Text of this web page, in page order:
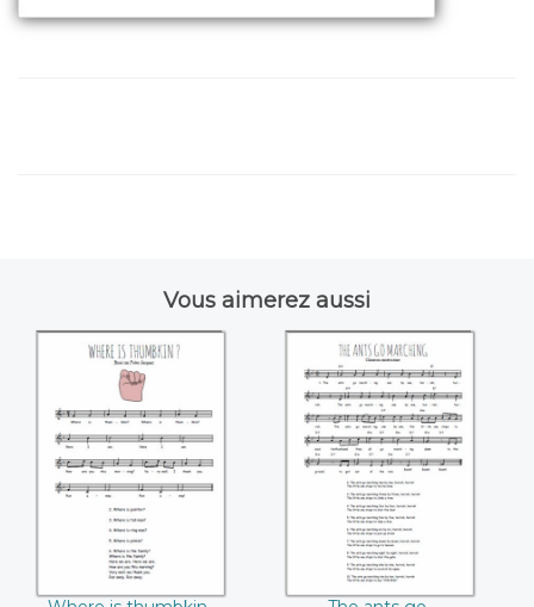
Vous aimerez aussi
Where is thumbkin
The ants go
marching